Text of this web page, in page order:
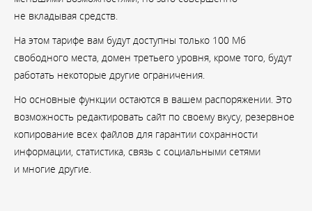
не вкладывая средств.
На этом тарифе вам будут доступны только 100 Мб
свободного места, домен третьего уровня, кроме того, будут
работать некоторые другие ограничения.
Но основные функции остаются в вашем распоряжении. Это
возможность редактировать сайт по своему вкусу, резервное
копирование всех файлов для гарантии сохранности
информации, статистика, связь с социальными сетями
и многие другие.